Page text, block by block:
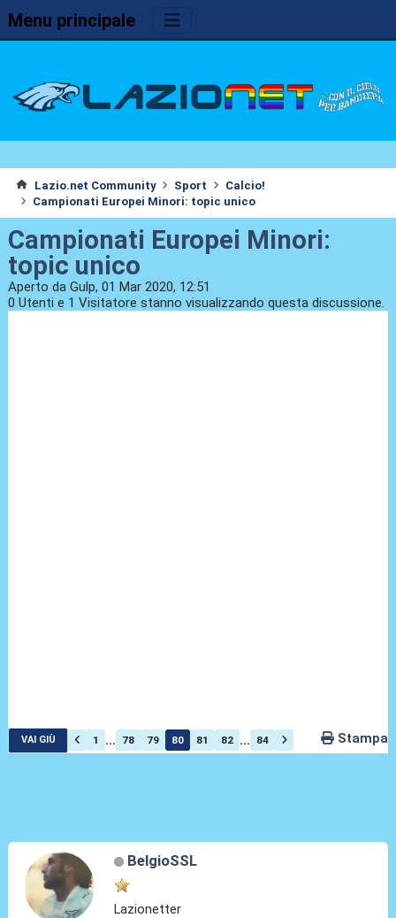
Menu principale
Lazio.net Community Sport
Calcio!
Campionati Europei Minori: topic unico
Campionati Europei Minori:
topic unico
Aperto da Gulp, 01 Mar 2020, 12:51
0 Utenti e 1 Visitatore stanno visualizzando questa discussione.
VAI GIÙ 1 ... 78 79 80 81 82 ... 84 Stampa
BelgioSSL
Lazionetter